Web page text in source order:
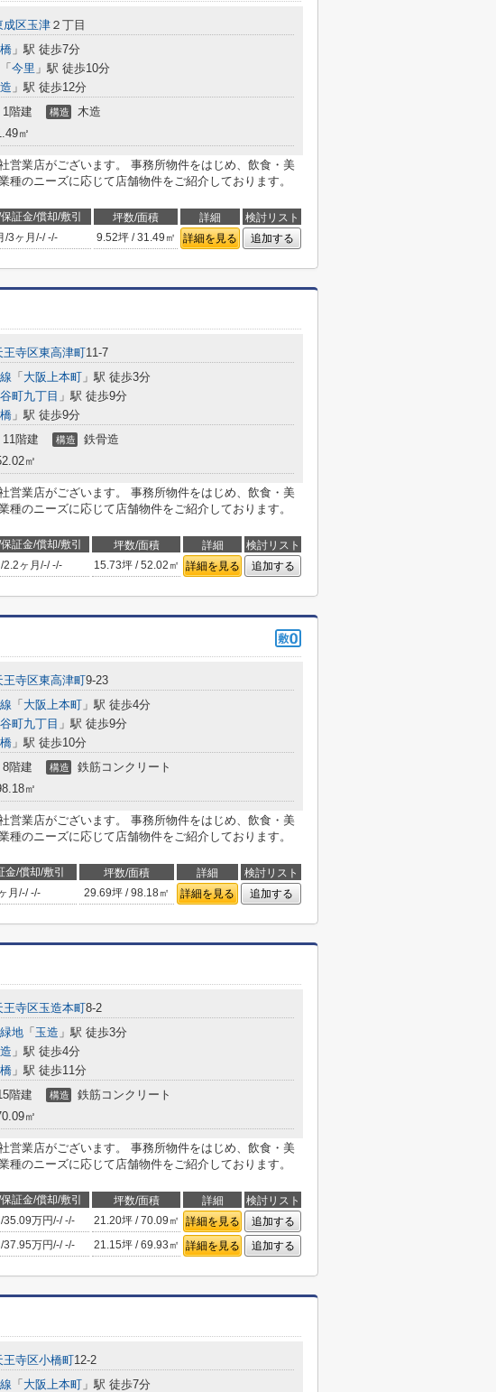
成区玉津 ２丁目
」駅 徒歩7分
「 今里 」駅 徒歩10分
」駅 徒歩12分
1階建 構造 木造
㎡
営業店がございます。 事務所物件をはじめ、飲食・美
種のニーズに応じて店舗物件をご紹介しております。
証金/償却/敷引 坪数/面積 詳細
検討リスト
/3ヶ月 /-/-/- 9.52坪 / 31.49㎡ 詳細を見る 追加する
王寺区東高津町11-7
「 大阪上本町 」駅 徒歩3分
谷町九丁目 」駅 徒歩9分
」駅 徒歩9分
11階建 構造 鉄骨造
㎡
営業店がございます。 事務所物件をはじめ、飲食・美
種のニーズに応じて店舗物件をご紹介しております。
証金/償却/敷引 坪数/面積 詳細
検討リスト
/2.2ヶ月 /-/-/- 15.73坪 / 52.02㎡ 詳細を見る 追加する
王寺区東高津町9-23
「 大阪上本町 」駅 徒歩4分
谷町九丁目 」駅 徒歩9分
」駅 徒歩10分
8階建 構造 鉄筋コンクリート
㎡
営業店がございます。 事務所物件をはじめ、飲食・美
種のニーズに応じて店舗物件をご紹介しております。
/償却/敷引 坪数/面積 詳細
検討リスト
月 /-/-/- 29.69坪 / 98.18㎡ 詳細を見る 追加する
王寺区玉造本町8-2
地 「 玉造 」駅 徒歩3分
」駅 徒歩4分
」駅 徒歩11分
階建 構造 鉄筋コンクリート
㎡
営業店がございます。 事務所物件をはじめ、飲食・美
種のニーズに応じて店舗物件をご紹介しております。
証金/償却/敷引 坪数/面積 詳細
検討リスト
/35.09万円/-/-/- 21.20坪 / 70.09㎡ 詳細を見る
追加する
/37.95万円/-/-/- 21.15坪 / 69.93㎡ 詳細を見る 追加する
王寺区小橋町12-2
「 大阪上本町 」駅 徒歩7分